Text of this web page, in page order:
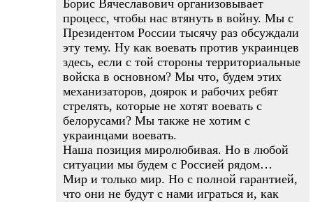
Борис Вячеславович организовывает
процесс, чтобы нас втянуть в войну. Мы с
Президентом России тысячу раз обсуждали
эту тему. Ну как воевать против украинцев
здесь, если с той стороны территориальные
войска в основном? Мы что, будем этих
механизаторов, доярок и рабочих ребят
стрелять, которые не хотят воевать с
белорусами? Мы также не хотим с
украинцами воевать.
Наша позиция миролюбивая. Но в любой
ситуации мы будем с Россией рядом…
Мир и только мир. Но с полной гарантией,
что они не будут с нами играться и, как